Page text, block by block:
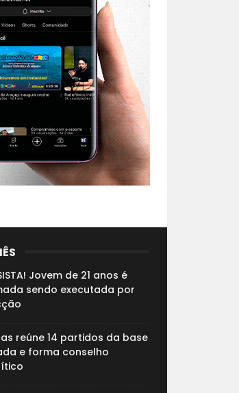
Jovem de 21 anos é
sendo executada por
reúne 14 partidos da base
e forma conselho